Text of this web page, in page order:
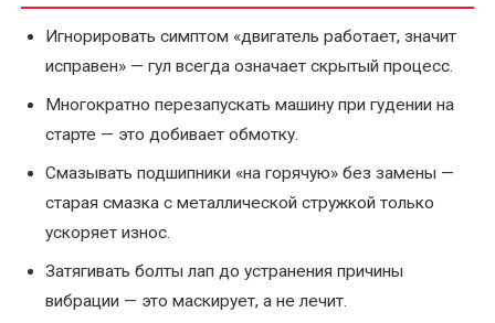
Игнорировать симптом «двигатель работает, значит
исправен» — гул всегда означает скрытый процесс.
Многократно перезапускать машину при гудении на
старте — это добивает обмотку.
Смазывать подшипники «на горячую» без замены —
старая смазка с металлической стружкой только
ускоряет износ.
Затягивать болты лап до устранения причины
вибрации — это маскирует, а не лечит.